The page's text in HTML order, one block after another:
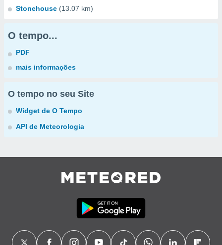
Stonehouse (13.07 km)
O tempo...
PDF
mais informações
O tempo no seu Site
Widget de O Tempo
API de Meteorologia